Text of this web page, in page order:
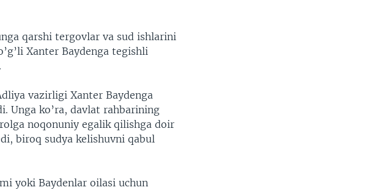
qarshi tergovlar va sud ishlarini
Xanter Baydenga tegishli
vazirligi Xanter Baydenga
Unga ko’ra, davlat rahbarining
noqonuniy egalik qilishga doir
biroq sudya kelishuvni qabul
yoki Baydenlar oilasi uchun